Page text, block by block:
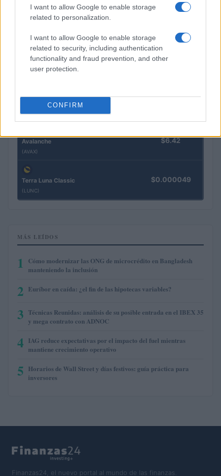
I want to allow Google to enable storage
related to personalization.
I want to allow Google to enable storage
related to security, including authentication
functionality and fraud prevention, and other
user protection.
CONFIRM
(XRP)
Solana
(SOL)
$73.33
Avalanche
(AVAX)
$6.42
Terra Luna Classic
(LUNC)
$0.000049
MÁS LEÍDOS
1
Cómo modernizar las ONG de microcrédito en Bangladesh
manteniendo la inclusión
2 Euríbor en caída: ¿el fin de las hipotecas variables?
3 Técnicas Reunidas: análisis de su posible entrada en el IBEX 35
y mega contrato con ADNOC
4 IAG reduce expectativas por el impacto del fuel mientras
mantiene crecimiento operativo
5 Horarios de Wall Street y días festivos: guía práctica para
inversores
Finanzas24, el nuevo portal al mundo de las finanzas.